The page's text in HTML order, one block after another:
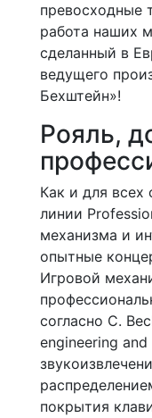
превосходные
работа наших
сделанный в
ведущего
Бехштейн»!
Рояль,
Как и для всех
линии
механизма и
опытные
Игровой
согласно C.
engineering
покрытия